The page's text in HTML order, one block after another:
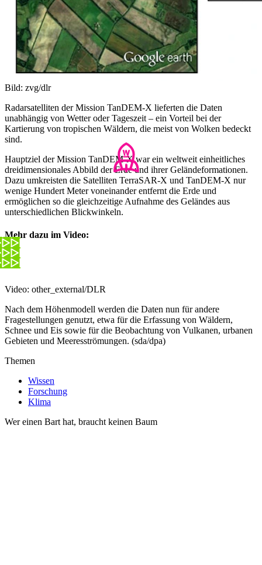
Bild: zvg/dlr
Radarsatelliten der Mission TanDEM-X lieferten die Daten
unabhängig von Wetter oder Tageszeit – ein Vorteil bei der
Kartierung von tropischen Wäldern, die meist von Wolken bedeckt
sind.
Hauptziel der Mission TanDEM-X war ein weltweit einheitliches
dreidimensionales Abbild der Erde und ihrer Geländeformationen.
Dazu umkreisten die Satelliten TerraSAR-X und TanDEM-X nur
wenige Hundert Meter voneinander entfernt die Erde und
ermöglichen so die gleichzeitige Aufnahme des Geländes aus
unterschiedlichen Blickwinkeln.
Mehr dazu im Video:
Video: other_external/DLR
Nach dem Höhenmodell werden die Daten nun für andere
Fragestellungen genutzt, etwa für die Erfassung von Wäldern,
Schnee und Eis sowie für die Beobachtung von Vulkanen, urbanen
Gebieten und Meeresströmungen. (sda/dpa)
Themen
Wissen
Forschung
Klima
Wer einen Bart hat, braucht keinen Baum